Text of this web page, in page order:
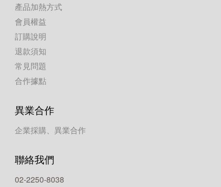
產品加熱方式
會員權益
訂購說明
退款須知
常見問題
合作據點
異業合作
企業採購、異業合作
聯絡我們
02-2250-8038